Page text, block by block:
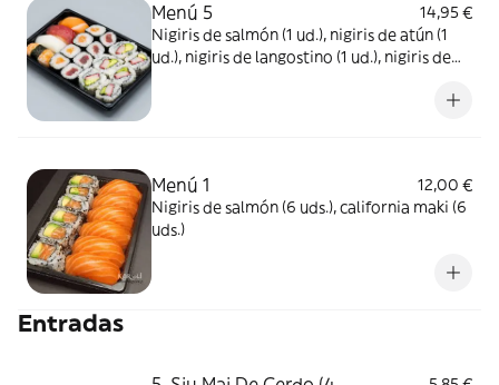
Menú 5
14,95 €
Nigiris de salmón (1 ud.), nigiris de atún (1
ud.), nigiris de langostino (1 ud.), nigiris de
uds.), maki de salmón (4 uds.), maki de atún
Menú 1
12,00 €
Nigiris de salmón (6 uds.), california maki (6
uds.)
Entradas